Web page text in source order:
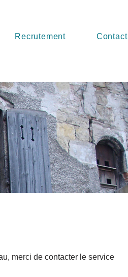
Recrutement Contact
merci de contacter le service